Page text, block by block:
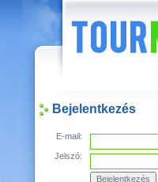
Bejelentkezés
E-mail:
Jelszó: